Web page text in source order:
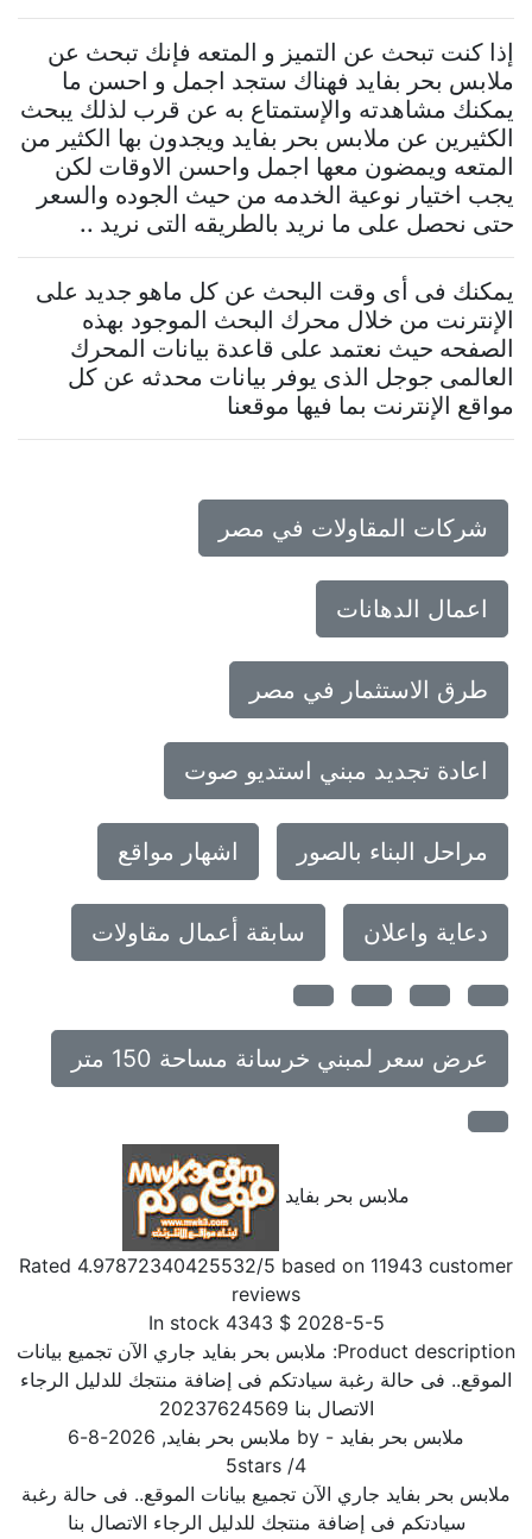
إذا كنت تبحث عن التميز و المتعه فإنك تبحث عن
ملابس بحر بفايد فهناك ستجد اجمل و احسن ما
يمكنك مشاهدته والإستمتاع به عن قرب لذلك يبحث
الكثيرين عن ملابس بحر بفايد ويجدون بها الكثير من
المتعه ويمضون معها اجمل واحسن الاوقات لكن
يجب اختيار نوعية الخدمه من حيث الجوده والسعر
حتى نحصل على ما نريد بالطريقه التى نريد ..
يمكنك فى أى وقت البحث عن كل ماهو جديد على
الإنترنت من خلال محرك البحث الموجود بهذه
الصفحه حيث نعتمد على قاعدة بيانات المحرك
العالمى جوجل الذى يوفر بيانات محدثه عن كل
مواقع الإنترنت بما فيها موقعنا
شركات المقاولات في مصر
اعمال الدهانات
طرق الاستثمار في مصر
اعادة تجديد مبني استديو صوت
مراحل البناء بالصور اشهار مواقع
دعاية واعلان سابقة أعمال مقاولات
عرض سعر لمبني خرسانة مساحة 150 متر
ملابس بحر بفايد
Rated4.97872340425532 /5 based on11943customer
reviews
2028-5-5
$
4343
In stock
Product description: ملابس بحر بفايد جاري الآن تجميع بيانات
الموقع.. فى حالة رغبة سيادتكم فى إضافة منتجك للدليل الرجاء
الاتصال بنا 20237624569
ملابس بحر بفايد- by ملابس بحر بفايد,
2026-8-6
/
5stars
ملابس بحر بفايد جاري الآن تجميع بيانات الموقع.. فى حالة رغبة
سيادتكم فى إضافة منتجك للدليل الرجاء الاتصال بنا